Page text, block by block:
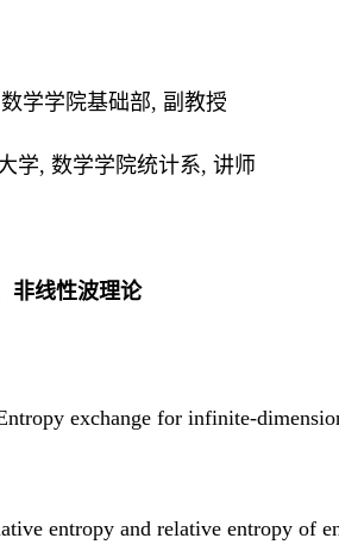
学学院基础部, 副教授
学, 数学学院统计系, 讲师
非线性波理论
exchange for infinite-
entropy and relative entropy of